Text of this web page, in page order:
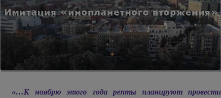
«…К ноябрю этого года репты планируют провести